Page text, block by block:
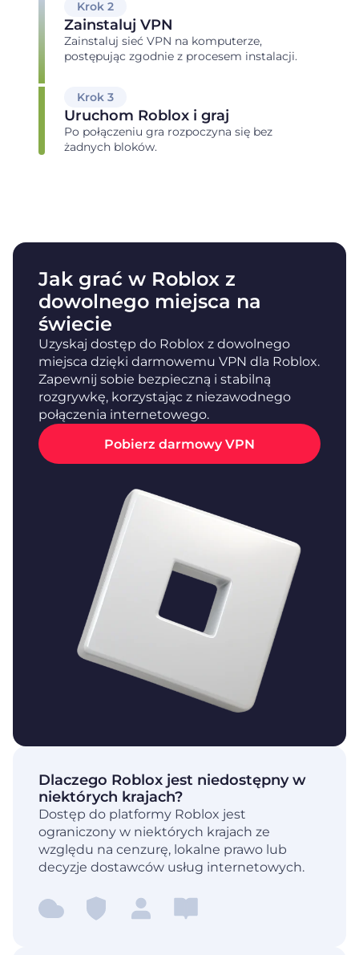
Krok 2
Zainstaluj VPN
Zainstaluj sieć VPN na komputerze,
postępując zgodnie z procesem instalacji.
Krok 3
Uruchom Roblox i graj
Po połączeniu gra rozpoczyna się bez
żadnych bloków.
Jak grać w Roblox z
dowolnego miejsca na
świecie
Uzyskaj dostęp do Roblox z dowolnego
miejsca dzięki darmowemu VPN dla Roblox.
Zapewnij sobie bezpieczną i stabilną
rozgrywkę, korzystając z niezawodnego
połączenia internetowego.
Pobierz darmowy VPN
Dlaczego Roblox jest niedostępny w
niektórych krajach?
Dostęp do platformy Roblox jest
ograniczony w niektórych krajach ze
względu na cenzurę, lokalne prawo lub
decyzje dostawców usług internetowych.